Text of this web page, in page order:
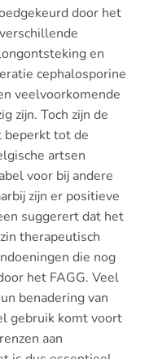
door het
en
cephalosporine
veelvoorkomende
zijn. Toch zijn de
beperkt tot de
artsen
voor bij andere
zijn er positieve
suggerert dat het
therapeutisch
die nog
het FAGG. Veel
benadering van
gebruik komt voort
aan